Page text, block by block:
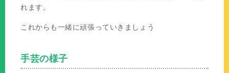
れます。
これからも一緒に頑張っていきましょう
手芸の様子